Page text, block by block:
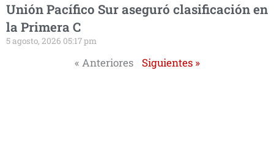
Unión Pacífico Sur aseguró clasificación en
la Primera C
5 agosto, 2026 05:17 pm
« Anteriores Siguientes »